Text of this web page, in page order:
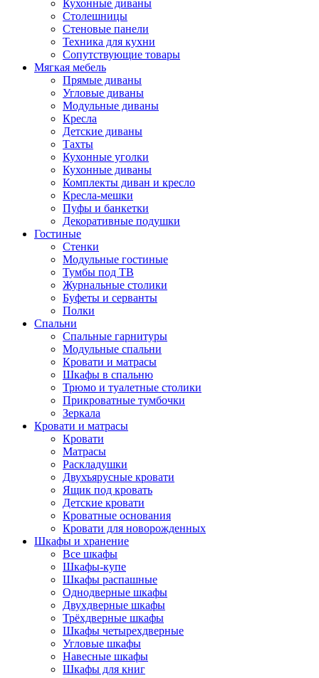
Кухонные диваны
Столешницы
Стеновые панели
Техника для кухни
Сопутствующие товары
Мягкая мебель
Прямые диваны
Угловые диваны
Модульные диваны
Кресла
Детские диваны
Тахты
Кухонные уголки
Кухонные диваны
Комплекты диван и кресло
Кресла-мешки
Пуфы и банкетки
Декоративные подушки
Гостиные
Стенки
Модульные гостиные
Тумбы под ТВ
Журнальные столики
Буфеты и серванты
Полки
Спальни
Спальные гарнитуры
Модульные спальни
Кровати и матрасы
Шкафы в спальню
Трюмо и туалетные столики
Прикроватные тумбочки
Зеркала
Кровати и матрасы
Кровати
Матрасы
Раскладушки
Двухъярусные кровати
Ящик под кровать
Детские кровати
Кроватные основания
Кровати для новорожденных
Шкафы и хранение
Все шкафы
Шкафы-купе
Шкафы распашные
Однодверные шкафы
Двухдверные шкафы
Трёхдверные шкафы
Шкафы четырехдверные
Угловые шкафы
Навесные шкафы
Шкафы для книг